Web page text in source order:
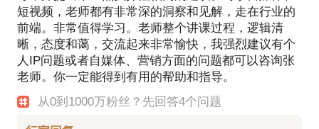
短视频，老师都有非常深的洞察和见解，走在行业的
前端。非常值得学习。老师整个讲课过程，逻辑清
晰，态度和蔼，交流起来非常愉快，我强烈建议有个
人IP问题或者自媒体、营销方面的问题都可以咨询张
老师。你一定能得到有用的帮助和指导。
从0到1000万粉丝？先回答4个问题